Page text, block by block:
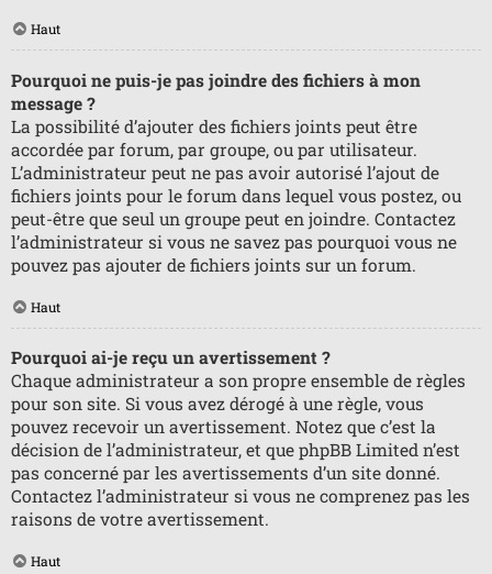
Haut
Pourquoi ne puis-je pas joindre des fichiers à mon
message ?
La possibilité d’ajouter des fichiers joints peut être
accordée par forum, par groupe, ou par utilisateur.
L’administrateur peut ne pas avoir autorisé l’ajout de
fichiers joints pour le forum dans lequel vous postez, ou
peut-être que seul un groupe peut en joindre. Contactez
l’administrateur si vous ne savez pas pourquoi vous ne
pouvez pas ajouter de fichiers joints sur un forum.
Haut
Pourquoi ai-je reçu un avertissement ?
Chaque administrateur a son propre ensemble de règles
pour son site. Si vous avez dérogé à une règle, vous
pouvez recevoir un avertissement. Notez que c’est la
décision de l’administrateur, et que phpBB Limited n’est
pas concerné par les avertissements d’un site donné.
Contactez l’administrateur si vous ne comprenez pas les
raisons de votre avertissement.
Haut